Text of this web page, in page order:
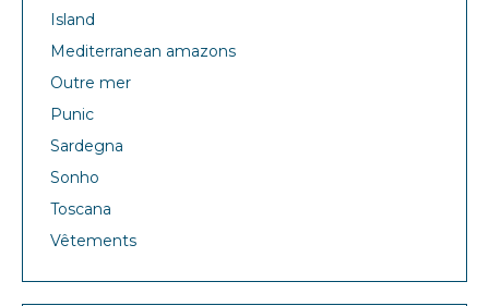
Island
Mediterranean amazons
Outre mer
Punic
Sardegna
Sonho
Toscana
Vêtements